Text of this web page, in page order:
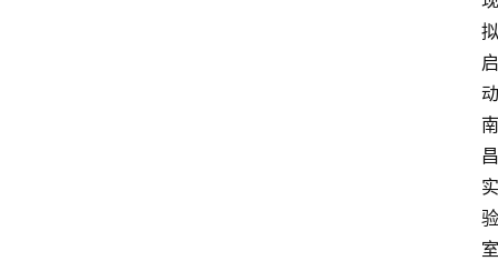
拟
启
动
南
昌
实
验
室